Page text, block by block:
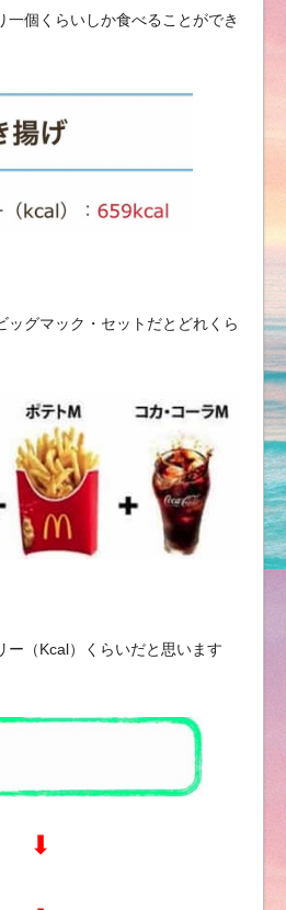
一個くらいしか食べることができ
ッグマック・セットだとどれくら
ー（Kcal）くらいだと思います
⬇︎